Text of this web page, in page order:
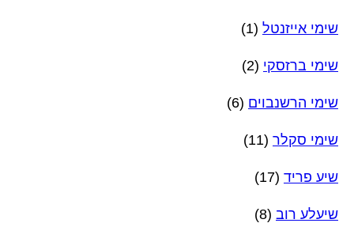
שימי אייזנטל (1)
שימי ברזסקי (2)
שימי הרשנבוים (6)
שימי סקלר (11)
שיע פריד (17)
שיעלע רוב (8)